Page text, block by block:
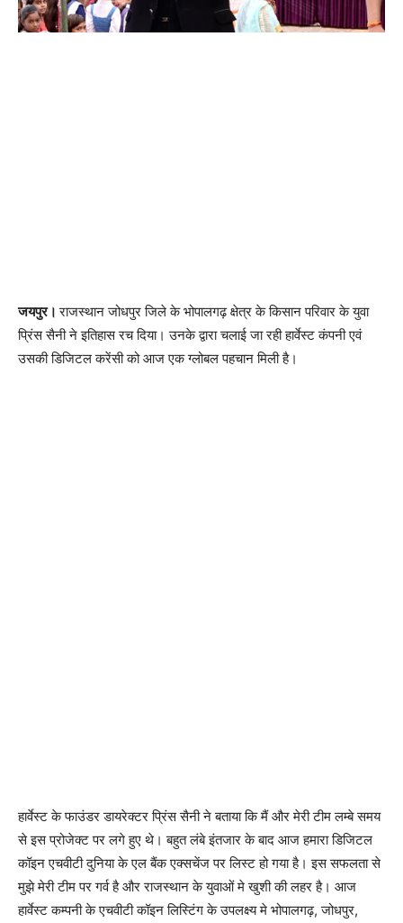
जयपुर।राजस्थान जोधपुर जिले के भोपालगढ़ क्षेत्र के किसान परिवार के युवा
प्रिंस सैनी ने इतिहास रच दिया। उनके द्वारा चलाई जा रही हार्वेस्ट कंपनी एवं
उसकी डिजिटल करेंसी को आज एक ग्लोबल पहचान मिली है।
हार्वेस्ट के फाउंडर डायरेक्टर प्रिंस सैनी ने बताया कि मैं और मेरी टीम लम्बे समय
से इस प्रोजेक्ट पर लगे हुए थे। बहुत लंबे इंतजार के बाद आज हमारा डिजिटल
कॉइन एचवीटी दुनिया के एल बैंक एक्सचेंज पर लिस्ट हो गया है। इस सफलता से
मुझे मेरी टीम पर गर्व है और राजस्थान के युवाओं मे खुशी की लहर है। आज
हार्वेस्ट कम्पनी के एचवीटी कॉइन लिस्टिंग के उपलक्ष्य मे भोपालगढ़, जोधपुर,